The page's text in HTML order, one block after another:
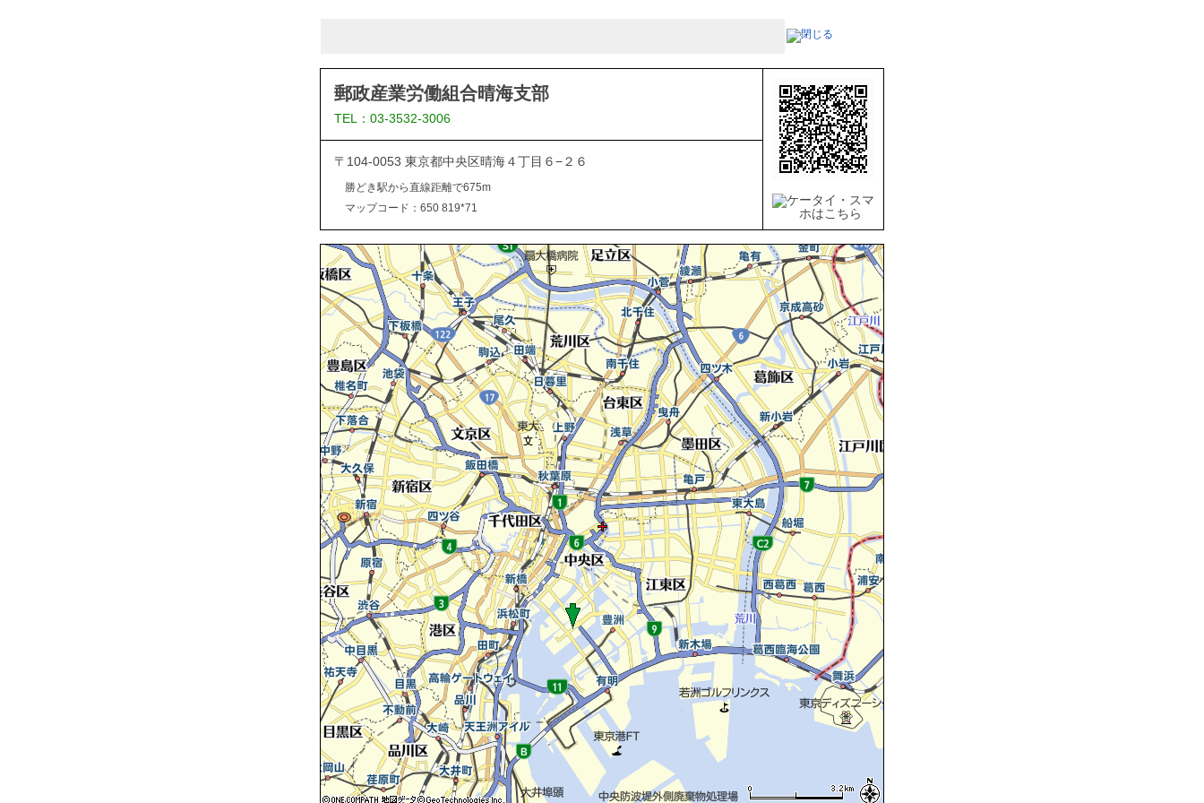
郵政産業労働組合晴海支部
TEL：03-3532-3006
〒104-0053 東京都中央区晴海４丁目６−２６
勝どき駅から直線距離で675m
マップコード：650 819*71